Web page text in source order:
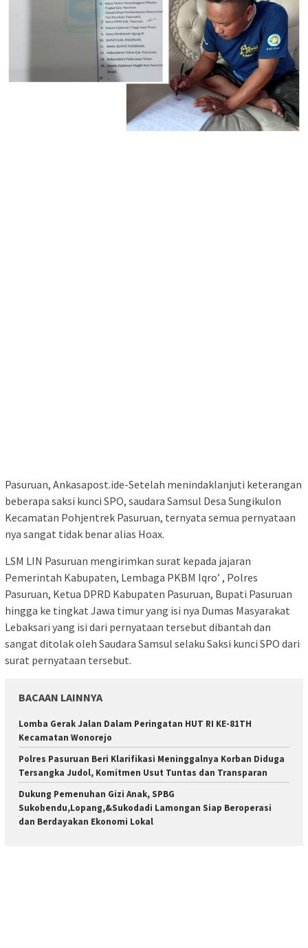
Pasuruan, Ankasapost.ide-Setelah menindaklanjuti keterangan
beberapa saksi kunci SPO, saudara Samsul Desa Sungikulon
Kecamatan Pohjentrek Pasuruan, ternyata semua pernyataan
nya sangat tidak benar alias Hoax.
LSM LIN Pasuruan mengirimkan surat kepada jajaran
Pemerintah Kabupaten, Lembaga PKBM Iqro’ , Polres
Pasuruan, Ketua DPRD Kabupaten Pasuruan, Bupati Pasuruan
hingga ke tingkat Jawa timur yang isi nya Dumas Masyarakat
Lebaksari yang isi dari pernyataan tersebut dibantah dan
sangat ditolak oleh Saudara Samsul selaku Saksi kunci SPO dari
surat pernyataan tersebut.
BACAAN LAINNYA
Lomba Gerak Jalan Dalam Peringatan HUT RI KE-81TH
Kecamatan Wonorejo
Polres Pasuruan Beri Klarifikasi Meninggalnya Korban Diduga
Tersangka Judol, Komitmen Usut Tuntas dan Transparan
Dukung Pemenuhan Gizi Anak, SPBG
Sukobendu,Lopang,&Sukodadi Lamongan Siap Beroperasi
dan Berdayakan Ekonomi Lokal